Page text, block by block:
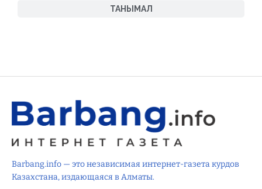
ТАНЫМАЛ
Barbang.info — это независимая интернет-газета курдов
Казахстана, издающаяся в Алматы.